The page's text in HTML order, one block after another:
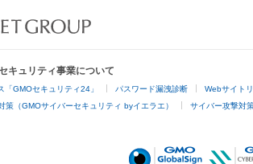
キュリティ事業について
GMOセキュリティ24」 パスワード漏洩診断 Webサイト
策（GMOサイバーセキュリティ byイエラエ） サイバー攻撃対